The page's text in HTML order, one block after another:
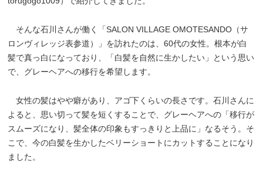
そんな石川さんが働く「SALON VILLAGE OMOTESANDO（サ
ロンヴィレッジ表参道）」を訪れたのは、60代の女性。根本が白
髪で真っ白になっており、「白髪を自然に生かしたい」という思い
で、グレーヘアへの移行を希望します。
女性の髪はやや癖があり、アゴ下くらいの長さです。石川さんに
よると、思い切って髪を短くすることで、グレーヘアへの「移行が
スムーズになり、髪全体の印象もすっきりと上品に」なるそう。そ
こで、今の白髪を生かしたベリーショートにカットすることになり
ました。